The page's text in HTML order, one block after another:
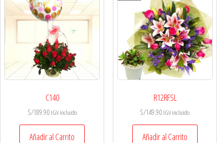
C140
S/189.90 IGV incluido
Añadir al Carrito
R12RFSL
S/149.90 IGV incluido
Añadir al Carrito